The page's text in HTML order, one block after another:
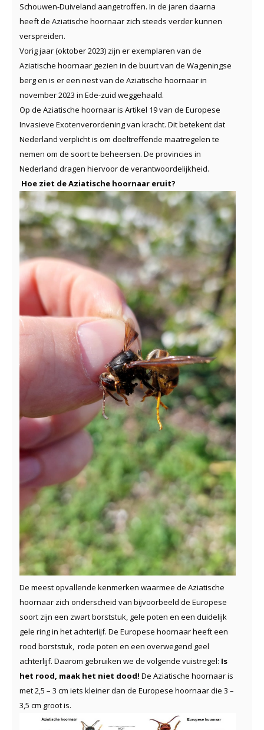
Schouwen-Duiveland aangetroffen. In de jaren daarna
heeft de Aziatische hoornaar zich steeds verder kunnen
verspreiden.
Vorig jaar (oktober 2023) zijn er exemplaren van de
Aziatische hoornaar gezien in de buurt van de Wageningse
berg en is er een nest van de Aziatische hoornaar in
november 2023 in Ede-zuid weggehaald.
Op de Aziatische hoornaar is Artikel 19 van de Europese
Invasieve Exotenverordening van kracht. Dit betekent dat
Nederland verplicht is om doeltreffende maatregelen te
nemen om de soort te beheersen. De provincies in
Nederland dragen hiervoor de verantwoordelijkheid.
Hoe ziet de Aziatische hoornaar eruit?
De meest opvallende kenmerken waarmee de Aziatische
hoornaar zich onderscheid van bijvoorbeeld de Europese
soort zijn een zwart borststuk, gele poten en een duidelijk
gele ring in het achterlijf. De Europese hoornaar heeft een
rood borststuk, rode poten en een overwegend geel
achterlijf. Daarom gebruiken we de volgende vuistregel: Is
het rood, maak het niet dood! De Aziatische hoornaar is
met 2,5 – 3 cm iets kleiner dan de Europese hoornaar die 3 –
3,5 cm groot is.